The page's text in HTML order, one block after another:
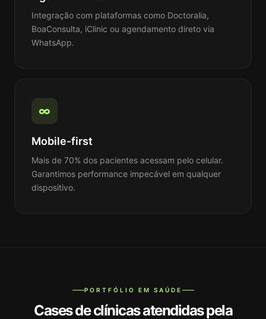
Integração com plataformas como Doctoralia,
BoaConsulta, iClinic ou agendamento direto via
WhatsApp.
∞
Mobile-first
Mais de 70% dos pacientes acessam pelo celular.
Garantimos performance impecável em qualquer
dispositivo.
PORTFÓLIO EM SAÚDE
Cases de clínicas atendidas pela